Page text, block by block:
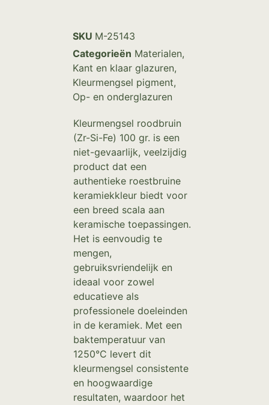
SKU M-25143
Categorieën Materialen,
Kant en klaar glazuren,
Kleurmengsel pigment,
Op- en onderglazuren
Kleurmengsel roodbruin
(Zr-Si-Fe) 100 gr. is een
niet-gevaarlijk, veelzijdig
product dat een
authentieke roestbruine
keramiekkleur biedt voor
een breed scala aan
keramische toepassingen.
Het is eenvoudig te
mengen,
gebruiksvriendelijk en
ideaal voor zowel
educatieve als
professionele doeleinden
in de keramiek. Met een
baktemperatuur van
1250°C levert dit
kleurmengsel consistente
en hoogwaardige
resultaten, waardoor het